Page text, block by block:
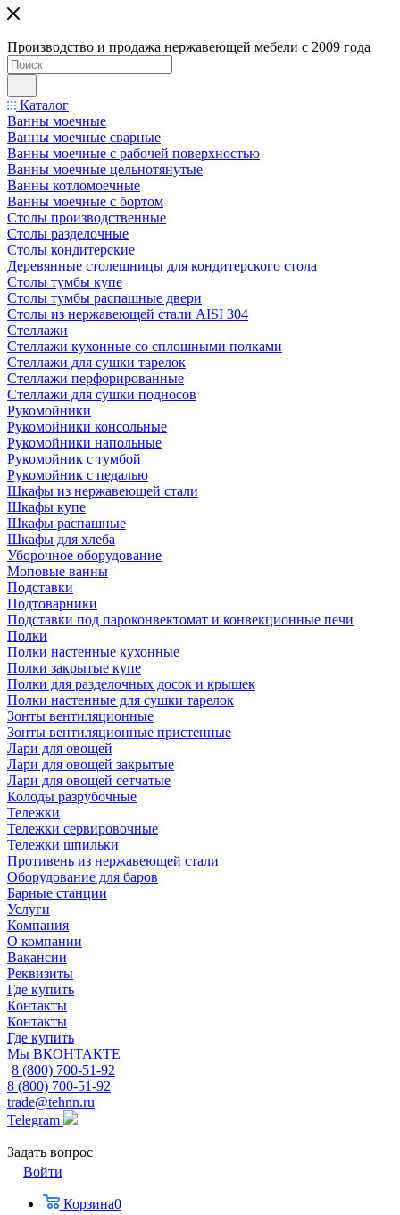
Производство и продажа нержавеющей мебели с 2009 года
Каталог
Ванны моечные
Ванны моечные сварные
Ванны моечные с рабочей поверхностью
Ванны моечные цельнотянутые
Ванны котломоечные
Ванны моечные с бортом
Столы производственные
Столы разделочные
Столы кондитерские
Деревянные столешницы для кондитерского стола
Столы тумбы купе
Столы тумбы распашные двери
Столы из нержавеющей стали AISI 304
Стеллажи
Стеллажи кухонные со сплошными полками
Стеллажи для сушки тарелок
Стеллажи перфорированные
Стеллажи для сушки подносов
Рукомойники
Рукомойники консольные
Рукомойники напольные
Рукомойник с тумбой
Рукомойник с педалью
Шкафы из нержавеющей стали
Шкафы купе
Шкафы распашные
Шкафы для хлеба
Уборочное оборудование
Моповые ванны
Подставки
Подтоварники
Подставки под пароконвектомат и конвекционные печи
Полки
Полки настенные кухонные
Полки закрытые купе
Полки для разделочных досок и крышек
Полки настенные для сушки тарелок
Зонты вентиляционные
Зонты вентиляционные пристенные
Лари для овощей
Лари для овощей закрытые
Лари для овощей сетчатые
Колоды разрубочные
Тележки
Тележки сервировочные
Тележки шпильки
Противень из нержавеющей стали
Оборудование для баров
Барные станции
Услуги
Компания
О компании
Вакансии
Реквизиты
Где купить
Контакты
Контакты
Где купить
Мы ВКОНТАКТЕ
8 (800) 700-51-92
8 (800) 700-51-92
trade@tehnn.ru
Telegram
Задать вопрос
Войти
Корзина0